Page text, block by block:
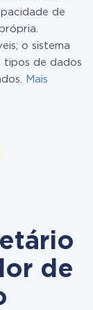
de
o sistema
tipos de dados
Mais
de